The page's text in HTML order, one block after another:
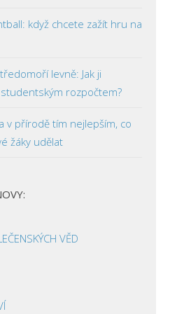
když chcete zažít hru na
levně: Jak ji
rozpočtem?
v přírodě tím nejlepším, co
žáky udělat
VĚD